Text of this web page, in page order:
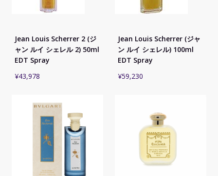
Jean Louis Scherrer 2 (ジ
ャン ルイ シェレル 2) 50ml
EDT Spray
¥43,978
Jean Louis Scherrer (ジャ
ン ルイ シェレル) 100ml
EDT Spray
¥59,230